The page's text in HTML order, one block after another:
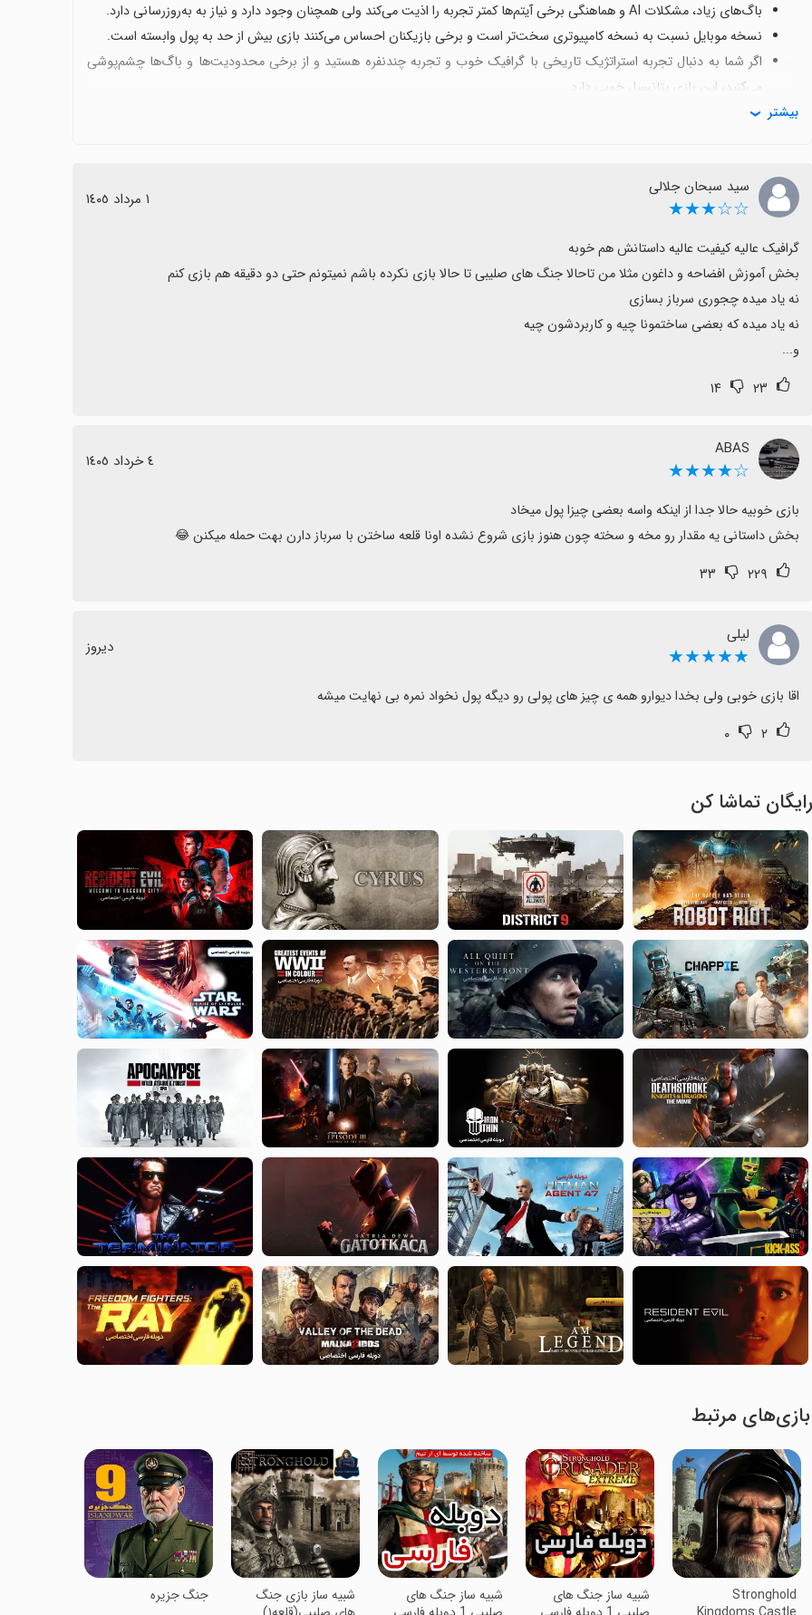
باگ‌های زیاد، مشکلات AI و هماهنگی برخی آیتم‌ها کمتر تجربه را اذیت می‌کند ولی همچنان وجود دارد و نیاز به به‌روزرسانی دارد.
نسخه موبایل نسبت به نسخه کامپیوتری سخت‌تر است و برخی بازیکنان احساس می‌کنند بازی بیش از حد به پول وابسته است.
اگر شما به دنبال تجربه استراتژیک تاریخی با گرافیک خوب و تجربه چندنفره هستید و از برخی محدودیت‌ها و باگ‌ها چشم‌پوشی
می‌کنید، این بازی پتانسیل خوبی دارد.
بیشتر
سید سبحان جلالی
☆☆★★★ ١ مرداد ١٤٠٥
و...
۲۳ ۱۴
ABAS
☆★★★★ ٤ خرداد ١٤٠٥
بخش داستانی یه مقدار رو مخه و سخته چون هنوز بازی شروع نشده اونا قلعه ساختن با سرباز دارن بهت حمله میکنن 😂
۲۲۹ ۳۳
لیلی
★★★★★ دیروز
اقا بازی خوبی ولی بخدا دیوارو همه ی چیز های پولی رو دیگه پول نخواد نمره بی نهایت میشه
۲ ۰
رایگان تماشا کن
بازی‌های مرتبط
Stronghold
‏‏شبیه ساز جنگ های
‏شبیه ساز جنگ های
‏شبیه ساز بازی جنگ
‏‏‏‏‏جنگ جزیره